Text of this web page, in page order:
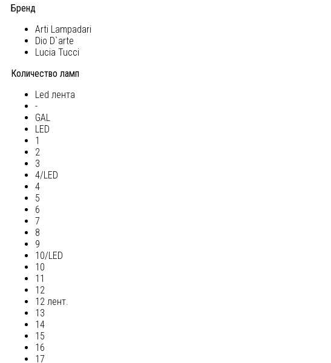
Бренд
Arti Lampadari
Dio D`arte
Lucia Tucci
Количество ламп
Led лента
-
GAL
LED
1
2
3
4/LED
4
5
6
7
8
9
10/LED
10
11
12
12 лент.
13
14
15
16
17